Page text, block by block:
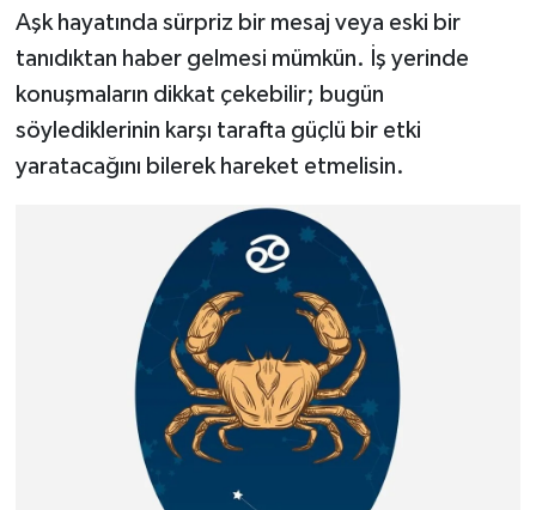
Aşk hayatında sürpriz bir mesaj veya eski bir
tanıdıktan haber gelmesi mümkün. İş yerinde
konuşmaların dikkat çekebilir; bugün
söylediklerinin karşı tarafta güçlü bir etki
yaratacağını bilerek hareket etmelisin.